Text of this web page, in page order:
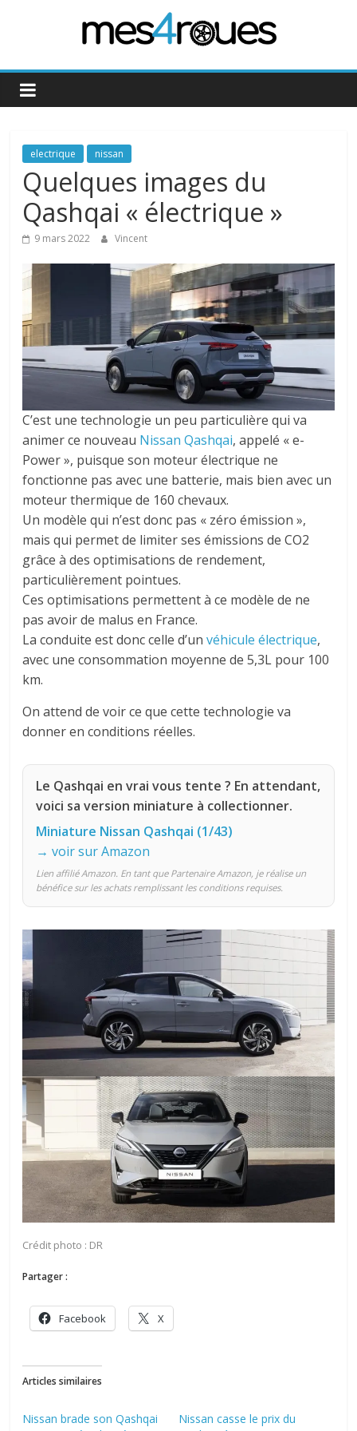
Mes4Roues
electrique nissan
Quelques images du
Qashqai « électrique »
9 mars 2022 Vincent
C’est une technologie un peu particulière qui va
animer ce nouveau Nissan Qashqai, appelé « e-
Power », puisque son moteur électrique ne
fonctionne pas avec une batterie, mais bien avec un
moteur thermique de 160 chevaux.
Un modèle qui n’est donc pas « zéro émission »,
mais qui permet de limiter ses émissions de CO2
grâce à des optimisations de rendement,
particulièrement pointues.
Ces optimisations permettent à ce modèle de ne
pas avoir de malus en France.
La conduite est donc celle d’unvéhicule électrique,
avec une consommation moyenne de 5,3L pour 100
km.
On attend de voir ce que cette technologie va
donner en conditions réelles.
Le Qashqai en vrai vous tente ? En attendant,
voici sa version miniature à collectionner.
Miniature Nissan Qashqai (1/43)
→ voir sur Amazon
Lien affilié Amazon. En tant que Partenaire Amazon, je réalise un
bénéfice sur les achats remplissant les conditions requises.
Crédit photo : DR
Partager :
Facebook X
Articles similaires
Nissan brade son Qashqai
Nissan casse le prix du